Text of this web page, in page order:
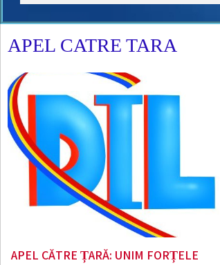
APEL CATRE TARA
APEL CĂTRE ȚARĂ: UNIM FORȚELE